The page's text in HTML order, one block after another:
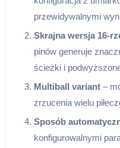
przewidywalnymi
Skrajna wersja 16-
pinów generuje
ścieżki i
Multiball variant–
zrzucenia wielu
Sposób
konfigurowalnymi